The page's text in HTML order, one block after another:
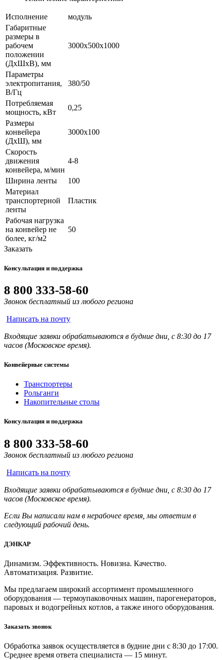
Исполнение
модуль
Габаритные
размеры в
рабочем
положении
(ДхШхВ), мм
3000х500х1000
Параметры
электропитания,
В/Гц
380/50
Потребляемая
мощность, кВт
0,25
Размеры
конвейера
(ДхШ), мм
3000х100
Скорость
движения
конвейера, м/мин
4-8
Ширина ленты
100
Материал
транспортерной
ленты
Пластик
Рабочая нагрузка
на конвейер не
более, кг/м2
50
Заказать
Консультация и поддержка
8 800 333-58-60
Звонок бесплатный из любого региона
Написать на почту
Входящие заявки обрабатываются в будние дни, с 8:30 до 17
часов (Московское время).
Конвейерные системы
Транспортеры
Рольганги
Накопительные столы
Консультация и поддержка
8 800 333-58-60
Звонок бесплатный из любого региона
Написать на почту
Входящие заявки обрабатываются в будние дни, с 8:30 до 17
часов (Московское время).
Если Вы написали нам в нерабочее время, мы ответим в
следующий рабочий день.
ДЭНКАР
Динамизм. Эффективность. Новизна. Качество.
Автоматизация. Развитие.
Мы предлагаем широкий ассортимент промышленного
оборудования — термоупаковочных машин, парогенераторов,
паровых и водогрейных котлов, а также иного оборудования.
Заказать звонок
Обработка заявок осуществляется в будние дни с 8:30 до 17:00.
Среднее время ответа специалиста — 15 минут.